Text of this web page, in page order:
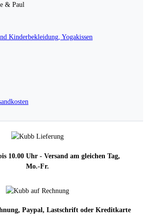
& Paul
Kinderbekleidung, Yogakissen
10.00 Uhr - Versand am gleichen Tag,
Mo.-Fr.
Paypal, Lastschrift oder Kreditkarte